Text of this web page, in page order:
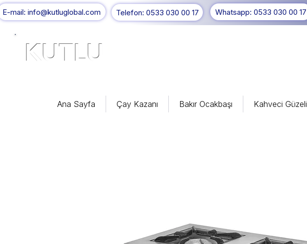
E-mail: info@kutluglobal.com Telefon: 0533 030 00 17 Whatsapp: 0533 030 00 17
KUTLU
Ana Sayfa Çay Kazanı Bakır Ocakbaşı Kahveci Güzeli